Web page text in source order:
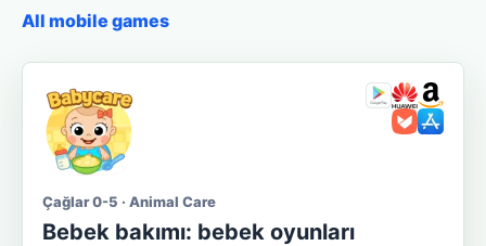
All mobile games
Çağlar 0-5 · Animal Care
Bebek bakımı: bebek oyunları